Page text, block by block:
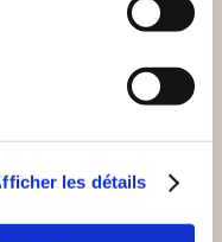
les détails
Autobiographie